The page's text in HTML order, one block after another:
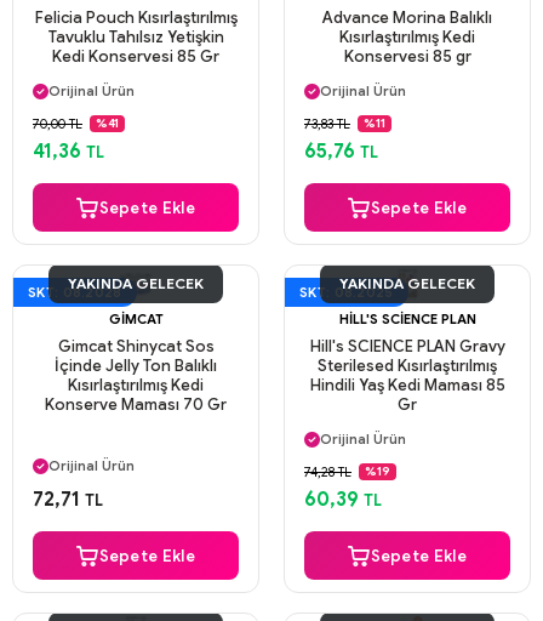
Felicia Pouch Kısırlaştırılmış
Tavuklu Tahılsız Yetişkin
Kedi Konservesi 85 Gr
Aynı Gün Kargo
Orijinal Ürün
Güvenli Ödeme
Aynı Gün Kargo
70,00 TL %41
41,36 TL
Sepete Ekle
Advance Morina Balıklı
Kısırlaştırılmış Kedi
Konservesi 85 gr
Aynı Gün Kargo
Orijinal Ürün
Güvenli Ödeme
Aynı Gün Kargo
73,83 TL %11
65,76 TL
Sepete Ekle
SKT: 08.2028
YAKINDA GELECEK
GIMCAT
Gimcat Shinycat Sos
İçinde Jelly Ton Balıklı
Kısırlaştırılmış Kedi
Konserve Maması 70 Gr
Orijinal Ürün
Güvenli Ödeme
72,71 TL
Sepete Ekle
SKT: 08.2025
YAKINDA GELECEK
HILL'S SCIENCE PLAN
Hill's SCIENCE PLAN Gravy
Sterilesed Kısırlaştırılmış
Hindili Yaş Kedi Maması 85
Gr
Aynı Gün Kargo
Orijinal Ürün
Güvenli Ödeme
Aynı Gün Kargo
74,28 TL %19
60,39 TL
Sepete Ekle